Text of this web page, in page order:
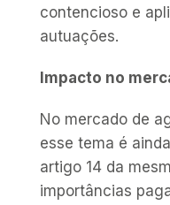
contencioso e
autuações.
Impacto no
No mercado de
esse tema é
artigo 14 da
importâncias